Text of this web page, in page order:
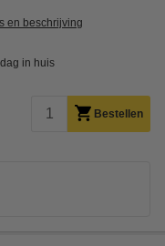
en beschrijving
in huis
Bestellen